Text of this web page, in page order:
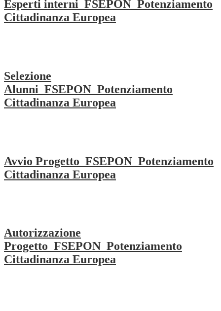
Esperti interni_FSEPON_Potenziamento
Cittadinanza Europea
Selezione
Alunni_FSEPON_Potenziamento
Cittadinanza Europea
Avvio Progetto_FSEPON_Potenziamento
Cittadinanza Europea
Autorizzazione
Progetto_FSEPON_Potenziamento
Cittadinanza Europea